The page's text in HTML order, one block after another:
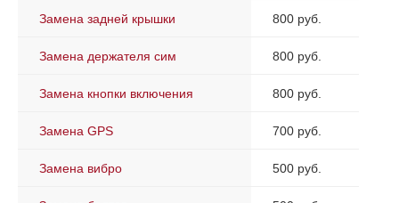
Замена задней крышки 800 руб.
Замена держателя сим 800 руб.
Замена кнопки включения 800 руб.
Замена GPS 700 руб.
Замена вибро 500 руб.